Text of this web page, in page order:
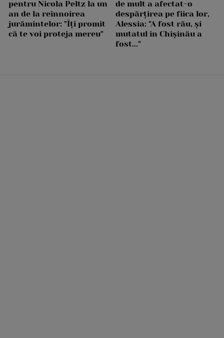
pentru Nicola Peltz la un
an de la reînnoirea
jurămintelor: "Îți promit
că te voi proteja mereu"
de mult a afectat-o
despărțirea pe fiica lor,
Alessia: "A fost rău, și
mutatul în Chișinău a
fost..."